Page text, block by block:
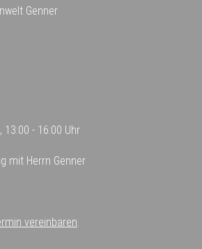
Genner
13:00 - 16:00 Uhr
mit Herrn Genner
vereinbaren.